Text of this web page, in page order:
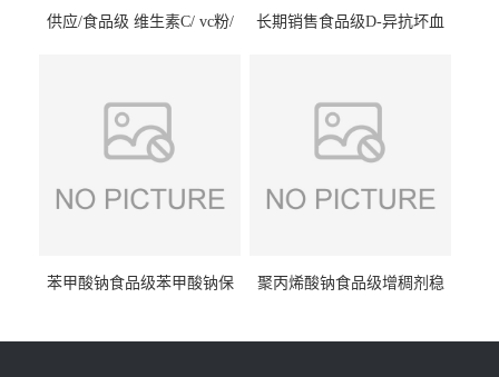
供应/食品级 维生素C/ vc粉/
长期销售食品级D-异抗坏血
苯甲酸钠食品级苯甲酸钠保
聚丙烯酸钠食品级增稠剂稳